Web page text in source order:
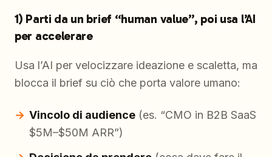
1) Parti da un brief “human value”, poi usa l’AI
per accelerare
Usa l’AI per velocizzare ideazione e scaletta, ma
blocca il brief su ciò che porta valore umano:
Vincolo di audience (es. “CMO in B2B SaaS
$5M–$50M ARR”)